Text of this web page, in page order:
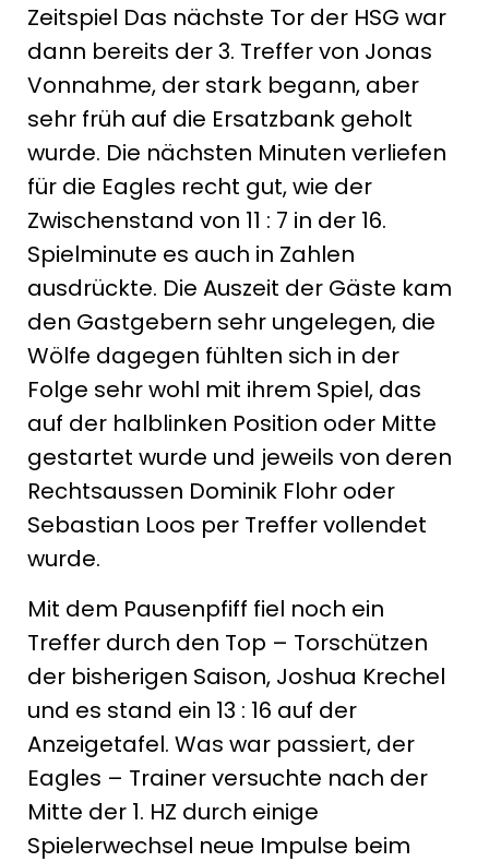
Zeitspiel Das nächste Tor der HSG war
dann bereits der 3. Treffer von Jonas
Vonnahme, der stark begann, aber
sehr früh auf die Ersatzbank geholt
wurde. Die nächsten Minuten verliefen
für die Eagles recht gut, wie der
Zwischenstand von 11 : 7 in der 16.
Spielminute es auch in Zahlen
ausdrückte. Die Auszeit der Gäste kam
den Gastgebern sehr ungelegen, die
Wölfe dagegen fühlten sich in der
Folge sehr wohl mit ihrem Spiel, das
auf der halblinken Position oder Mitte
gestartet wurde und jeweils von deren
Rechtsaussen Dominik Flohr oder
Sebastian Loos per Treffer vollendet
wurde.
Mit dem Pausenpfiff fiel noch ein
Treffer durch den Top – Torschützen
der bisherigen Saison, Joshua Krechel
und es stand ein 13 : 16 auf der
Anzeigetafel. Was war passiert, der
Eagles – Trainer versuchte nach der
Mitte der 1. HZ durch einige
Spielerwechsel neue Impulse beim